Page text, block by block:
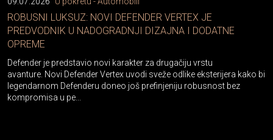
ROBUSNI LUKSUZ: NOVI DEFENDER VERTEX JE
PREDVODNIK U NADOGRADNJI DIZAJNA I DODATNE
OPREME
Defender je predstavio novi karakter za drugačiju vrstu
avanture. Novi Defender Vertex uvodi sveže odlike eksterijera kako bi
legendarnom Defenderu doneo još prefinjeniju robusnost bez
kompromisa u pe...